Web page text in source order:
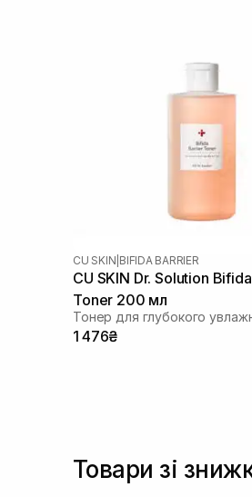
CU SKIN BIFIDA BARRIER
CU SKIN Dr. Solution
Toner 200 мл
1 476₴
Товари зі